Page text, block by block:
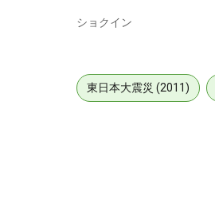
ショクイン
東日本大震災 (2011)